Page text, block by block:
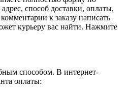
способ доставки, оплаты,
к заказу написать
курьеру вас найти. Нажмите
способом. В интернет-
оплаты: